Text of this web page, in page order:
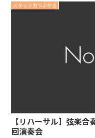
スタッフのつぶやき
【リハーサル】弦楽
回演奏会